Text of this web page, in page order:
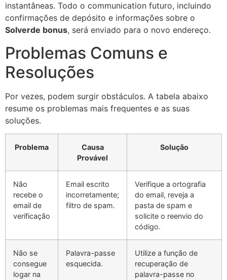
instantâneas. Todo o communication futuro, incluindo
confirmações de depósito e informações sobre o
Solverde bonus, será enviado para o novo endereço.
Problemas Comuns e
Resoluções
Por vezes, podem surgir obstáculos. A tabela abaixo
resume os problemas mais frequentes e as suas
soluções.
Problema
Causa
Provável
Solução
Não
recebe o
email de
verificação
Email escrito
incorretamente;
filtro de spam.
Verifique a ortografia
do email, reveja a
pasta de spam e
solicite o reenvio do
código.
Não se
consegue
logar na
Palavra-passe
esquecida.
Utilize a função de
recuperação de
palavra-passe no